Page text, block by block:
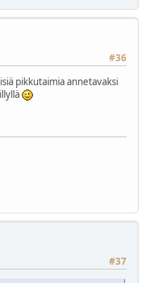
#36
pikkutaimia annetavaksi
#37